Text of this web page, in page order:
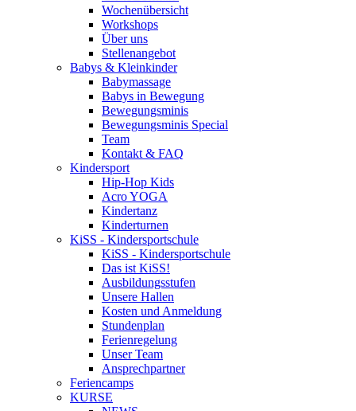
Wochenübersicht
Workshops
Über uns
Stellenangebot
Babys & Kleinkinder
Babymassage
Babys in Bewegung
Bewegungsminis
Bewegungsminis Special
Team
Kontakt & FAQ
Kindersport
Hip-Hop Kids
Acro YOGA
Kindertanz
Kinderturnen
KiSS - Kindersportschule
KiSS - Kindersportschule
Das ist KiSS!
Ausbildungsstufen
Unsere Hallen
Kosten und Anmeldung
Stundenplan
Ferienregelung
Unser Team
Ansprechpartner
Feriencamps
KURSE